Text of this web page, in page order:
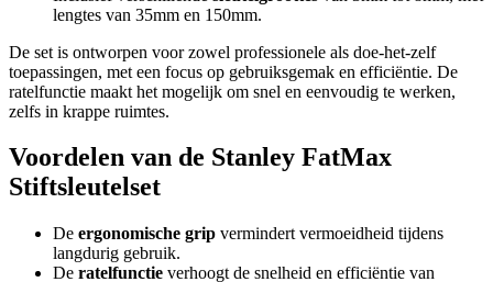
lengtes van 35mm en 150mm.
De set is ontworpen voor zowel professionele als doe-het-zelf
toepassingen, met een focus op gebruiksgemak en efficiëntie. De
ratelfunctie maakt het mogelijk om snel en eenvoudig te werken,
zelfs in krappe ruimtes.
Voordelen van de Stanley FatMax
Stiftsleutelset
De ergonomische grip vermindert vermoeidheid tijdens
langdurig gebruik.
De ratelfunctie verhoogt de snelheid en efficiëntie van